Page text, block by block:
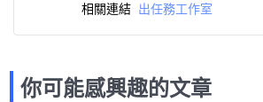
相關連結 出任務工作室
你可能感興趣的文章